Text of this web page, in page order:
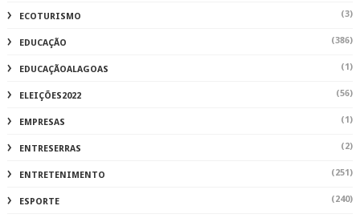
ECOTURISMO (3)
EDUCAÇÃO (386)
EDUCAÇÃOALAGOAS (1)
ELEIÇÕES2022 (56)
EMPRESAS (1)
ENTRESERRAS (2)
ENTRETENIMENTO (251)
ESPORTE (240)